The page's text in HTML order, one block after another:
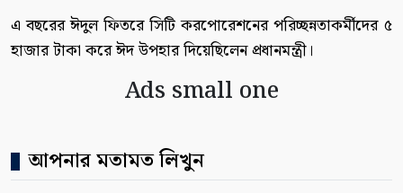
এ বছরের ঈদুল ফিতরে সিটি করপোরেশনের পরিচ্ছন্নতাকর্মীদের ৫
হাজার টাকা করে ঈদ উপহার দিয়েছিলেন প্রধানমন্ত্রী।
Ads small one
আপনার মতামত লিখুন